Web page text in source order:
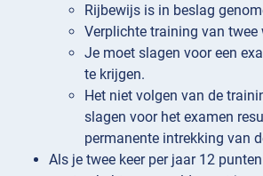
Rijbewijs is in beslag
Verplichte training van twee
Je moet slagen voor een
te krijgen.
Het niet volgen van de
slagen voor het examen
permanente intrekking van
Als je twee keer per jaar 12